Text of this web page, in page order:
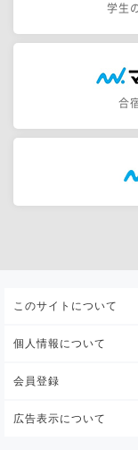
学生
合
このサイトについて
個人情報について
会員登録
広告表示について